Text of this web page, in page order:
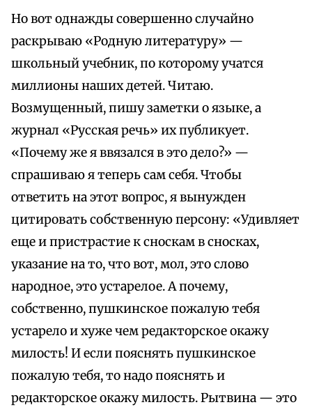
Но вот однажды совершенно случайно
раскрываю «Родную литературу» —
школьный учебник, по которому учатся
миллионы наших детей. Читаю.
Возмущенный, пишу заметки о языке, а
журнал «Русская речь» их публикует.
«Почему же я ввязался в это дело?» —
спрашиваю я теперь сам себя. Чтобы
ответить на этот вопрос, я вынужден
цитировать собственную персону: «Удивляет
еще и пристрастие к сноскам в сносках,
указание на то, что вот, мол, это слово
народное, это устарелое. А почему,
собственно, пушкинское пожалую тебя
устарело и хуже чем редакторское окажу
милость! И если пояснять пушкинское
пожалую тебя, то надо пояснять и
редакторское окажу милость. Рытвина — это